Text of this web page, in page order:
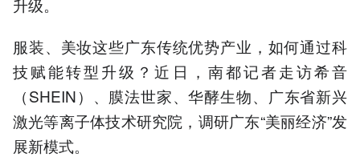
服装、美妆这些广东传统优势产业，如何通过科
技赋能转型升级？近日，南都记者走访希音
（SHEIN）、膜法世家、华酵生物、广东省新兴
激光等离子体技术研究院，调研广东“美丽经济”发
展新模式。